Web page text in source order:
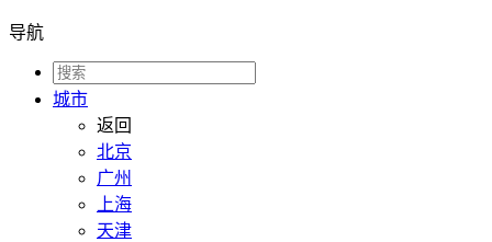
导航
城市
返回
北京
广州
上海
天津